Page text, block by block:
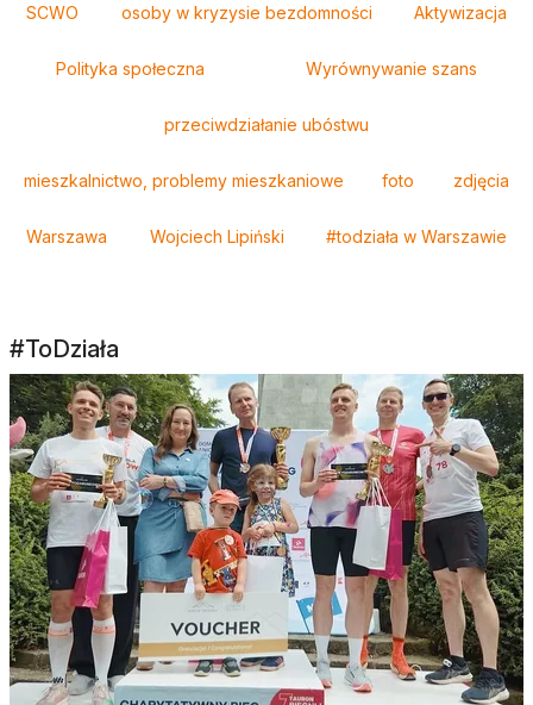
SCWO osoby w kryzysie bezdomności Aktywizacja
Polityka społeczna Wyrównywanie szans
przeciwdziałanie ubóstwu
mieszkalnictwo, problemy mieszkaniowe foto zdjęcia
Warszawa Wojciech Lipiński #todziała w Warszawie
#ToDziała